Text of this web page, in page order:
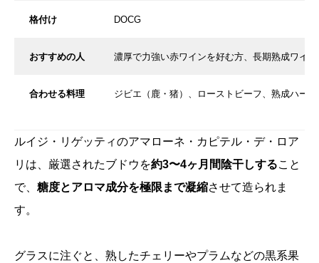
格付け DOCG
おすすめの人 濃厚で力強い赤ワインを好む方、長期熟成ワイ
合わせる料理 ジビエ（鹿・猪）、ローストビーフ、熟成ハー
ルイジ・リゲッティのアマローネ・カピテル・デ・ロア
リは、厳選されたブドウを約3〜4ヶ月間陰干しすること
で、 糖度とアロマ成分を極限まで凝縮させて造られま
す。
グラスに注ぐと、熟したチェリーやプラムなどの黒系果